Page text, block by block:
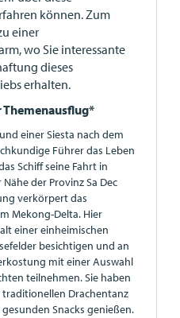
können. Zum
einer
wo Sie interessante
dieses
erhalten.
einer Siesta nach dem
Führer das Leben
Schiff seine Fahrt in
der Provinz Sa Dec
verkörpert das
Mekong-Delta. Hier
einer einheimischen
besichtigen und an
mit einer Auswahl
teilnehmen. Sie haben
Drachentanz
Snacks genießen.